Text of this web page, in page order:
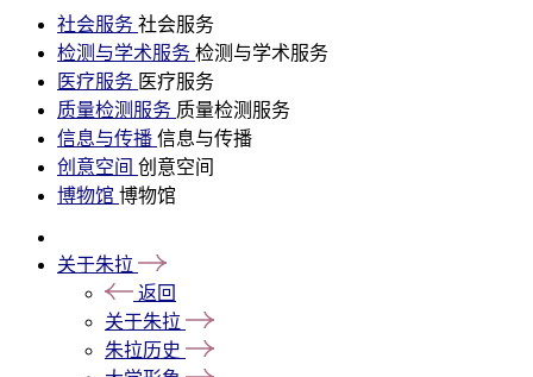
社会服务 社会服务
检测与学术服务 检测与学术服务
医疗服务 医疗服务
质量检测服务 质量检测服务
信息与传播 信息与传播
创意空间 创意空间
博物馆 博物馆
关于朱拉
返回
关于朱拉
朱拉历史